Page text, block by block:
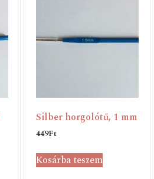
Silber horgolótű, 1 mm
449Ft
Kosárba teszem